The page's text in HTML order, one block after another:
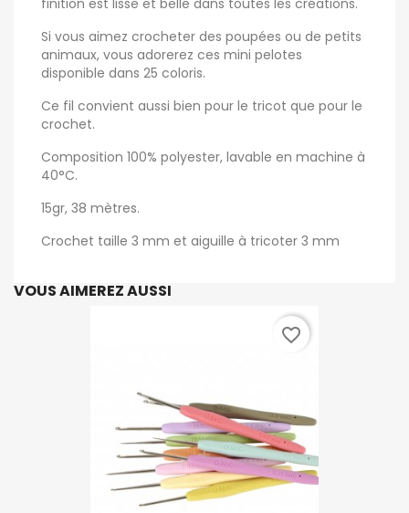
finition est lisse et belle dans toutes les créations.
Si vous aimez crocheter des poupées ou de petits
animaux, vous adorerez ces mini pelotes
disponible dans 25 coloris.
Ce fil convient aussi bien pour le tricot que pour le
crochet.
Composition 100% polyester, lavable en machine à
40°C.
15gr, 38 mètres.
Crochet taille 3 mm et aiguille à tricoter 3 mm
VOUS AIMEREZ AUSSI
favorite_border